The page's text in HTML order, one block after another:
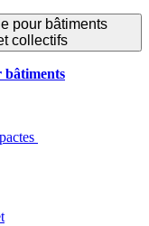
pour bâtiments
collectifs
bâtiments